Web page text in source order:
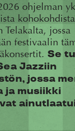
ohjelman
Telakalta, jossa
festivaalin
Se
Jazziin
jossa
ja musiikki